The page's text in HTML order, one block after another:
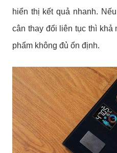
hiển thị kết quả nhanh.
cân thay đổi liên tục thì khả
phẩm không đủ ổn định.